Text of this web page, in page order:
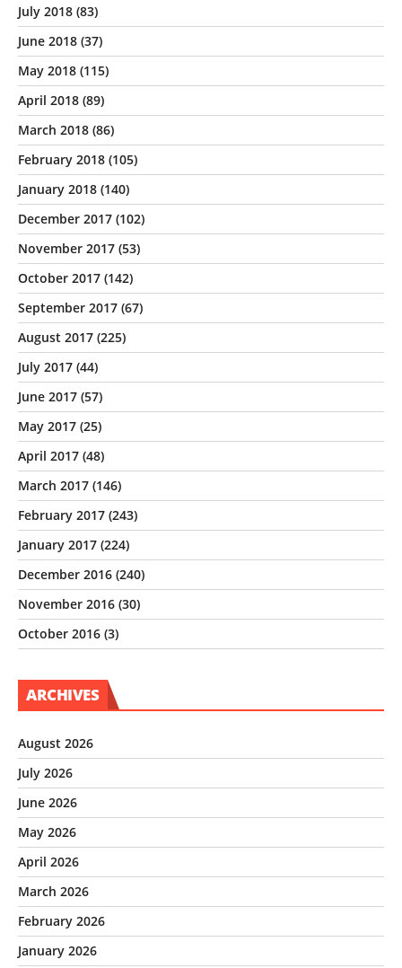
July 2018 (83)
June 2018 (37)
May 2018 (115)
April 2018 (89)
March 2018 (86)
February 2018 (105)
January 2018 (140)
December 2017 (102)
November 2017 (53)
October 2017 (142)
September 2017 (67)
August 2017 (225)
July 2017 (44)
June 2017 (57)
May 2017 (25)
April 2017 (48)
March 2017 (146)
February 2017 (243)
January 2017 (224)
December 2016 (240)
November 2016 (30)
October 2016 (3)
ARCHIVES
August 2026
July 2026
June 2026
May 2026
April 2026
March 2026
February 2026
January 2026